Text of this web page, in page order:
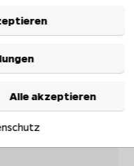
Alle akzeptieren